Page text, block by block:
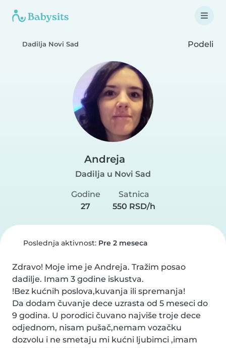
Dadilja Novi Sad Podeli
Andreja
Dadilja u Novi Sad
Godine
27
Satnica
550 RSD/h
Poslednja aktivnost: Pre 2 meseca
Zdravo! Moje ime je Andreja. Tražim posao
dadilje. Imam 3 godine iskustva.
!Bez kućnih poslova,kuvanja ili spremanja!
Da dodam čuvanje dece uzrasta od 5 meseci do
9 godina. U porodici čuvano najviše troje dece
odjednom, nisam pušač,nemam vozačku
dozvolu i ne smetaju mi kućni ljubimci ,imam